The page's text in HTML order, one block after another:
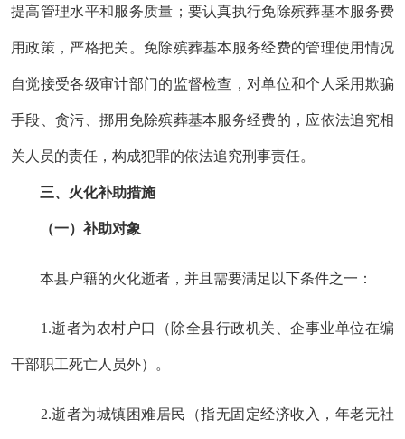
提高管理水平和服务质量； 要认真执行免除殡葬基本服务费
用政策，严格把关 。 免除殡葬基本服务经费的管理使用情况
自觉接受各级审计部门的监督检查，对单位和个人采用欺骗
手段、贪污、挪用免除殡葬基本服务经费的，应依法追究相
关人员的责任，构成犯罪的依法追究刑事责任。
三、火化补助措施
（一）补助对象
本县户籍的火化逝者 ， 并且需要满足以下条件之一：
1.逝者为农村户口（除全县行政机关、企事业单位在编
干部职工死亡人员外）。
2.逝者为城镇困难居民（指无固定经济收入，年老无社